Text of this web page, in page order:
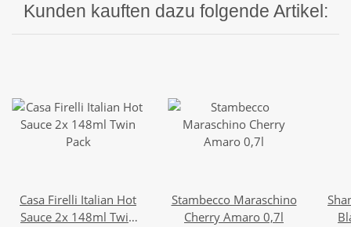
Kunden kauften dazu folgende Artikel:
Casa Firelli Italian Hot
Sauce 2x 148ml Twin
Stambecco Maraschino
Cherry Amaro 0,7l